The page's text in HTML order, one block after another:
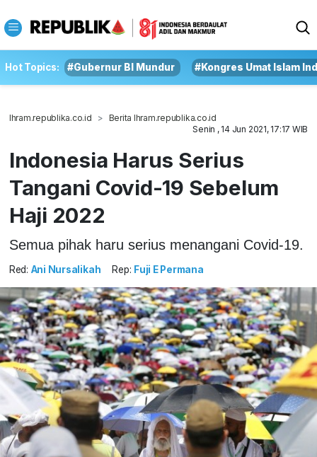
Hot Topics: #Gubernur BI Mundur #Kongres Umat Islam
Ihram.republika.co.id
Berita Ihram.republika.co.id
Senin , 14 Jun 2021, 17:17 WIB
Indonesia Harus Serius
Tangani Covid-19 Sebelum
Haji 2022
Semua pihak haru serius menangani Covid-19.
Red: Ani Nursalikah Rep: Fuji E Permana